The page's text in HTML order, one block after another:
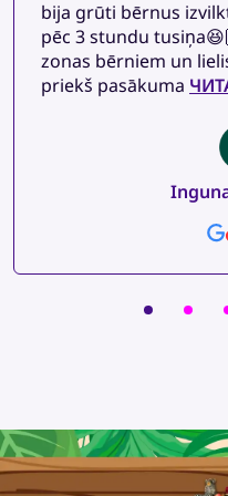
bija grūti bērnus
pēc 3 stundu
zonas bērniem un
priekš pasākuma